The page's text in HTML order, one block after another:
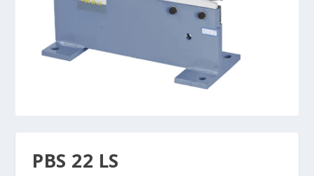
PBS 22 LS